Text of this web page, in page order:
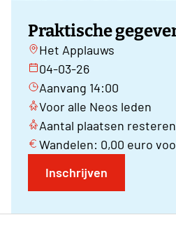
Praktische
Het Applauws
04-03-26
Aanvang 14:00
Voor alle Neos leden
Aantal plaatsen
Wandelen: 0,00 euro
Inschrijven